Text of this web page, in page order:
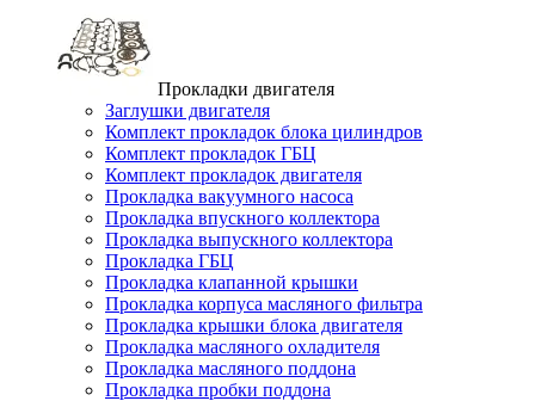
Прокладки двигателя
Заглушки двигателя
Комплект прокладок блока цилиндров
Комплект прокладок ГБЦ
Комплект прокладок двигателя
Прокладка вакуумного насоса
Прокладка впускного коллектора
Прокладка выпускного коллектора
Прокладка ГБЦ
Прокладка клапанной крышки
Прокладка корпуса масляного фильтра
Прокладка крышки блока двигателя
Прокладка масляного охладителя
Прокладка масляного поддона
Прокладка пробки поддона